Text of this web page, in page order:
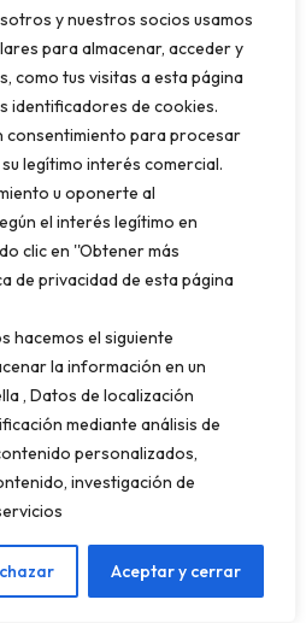
y nuestros socios usamos
para almacenar, acceder y
como tus visitas a esta página
identificadores de cookies.
consentimiento para procesar
legítimo interés comercial.
u oponerte al
el interés legítimo en
clic en ''Obtener más
de privacidad de esta página
hacemos el siguiente
la información en un
, Datos de localización
mediante análisis de
personalizados,
investigación de
Aceptar y cerrar
briefing claro sobre los
libertad creativa para el
perenne (publicaciones
de seguimiento
conversiones con
y, siempre que sea
de fotografía estática.
están
el